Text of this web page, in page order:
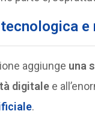
aggiunge una
digitale e
.